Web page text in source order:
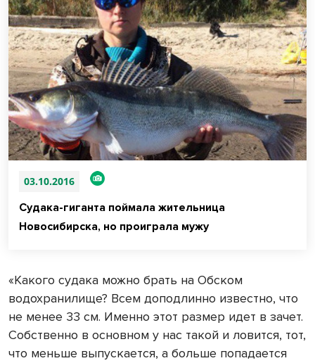
03.10.2016
Судака-гиганта поймала жительница
Новосибирска, но проиграла мужу
«Какого судака можно брать на Обском
водохранилище? Всем доподлинно известно, что
не менее 33 см. Именно этот размер идет в зачет.
Собственно в основном у нас такой и ловится, тот,
что меньше выпускается, а больше попадается